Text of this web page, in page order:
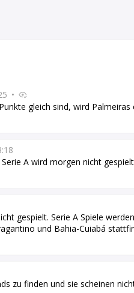
•
gleich sind, wird
A wird morgen nicht
gespielt. Serie A Spiele
und Bahia-Cuiabá
zu finden und sie scheinen